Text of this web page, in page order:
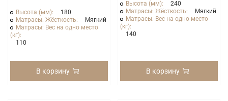
Высота (мм):
180
Матрасы: Жёсткость:
Мягкий
Матрасы: Вес на одно место
(кг):
110
В корзину
Высота (мм):
240
Матрасы: Жёсткость:
Мягкий
Матрасы: Вес на одно место
(кг):
140
В корзину